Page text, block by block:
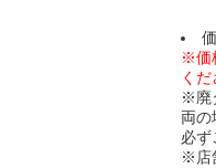
※価
くだ
※廃
両の
必ず
※店